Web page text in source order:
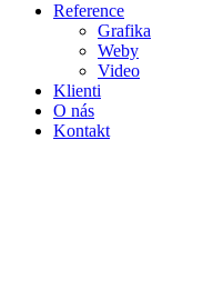
Reference
Grafika
Weby
Video
Klienti
O nás
Kontakt